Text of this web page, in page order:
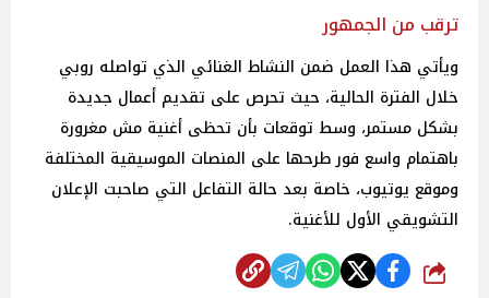
ترقب من الجمهور
ويأتي هذا العمل ضمن النشاط الغنائي الذي تواصله روبي
خلال الفترة الحالية، حيث تحرص على تقديم أعمال جديدة
بشكل مستمر، وسط توقعات بأن تحظى أغنية مش مغرورة
باهتمام واسع فور طرحها على المنصات الموسيقية المختلفة
وموقع يوتيوب، خاصة بعد حالة التفاعل التي صاحبت الإعلان
التشويقي الأول للأغنية.
شارك